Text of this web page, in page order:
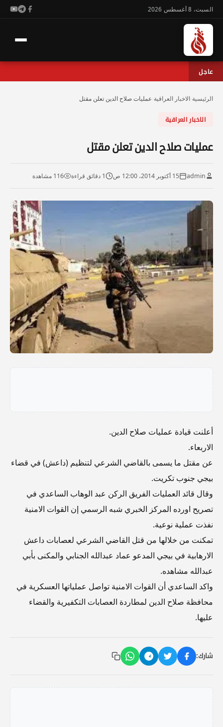
السبت، 8 أغسطس 2026
عاجل
الرئيسية الاخبار العراقية عمليات صلاح الدين تعلن مقتل
الاخبار العراقية
عمليات صلاح الدين تعلن مقتل
admin 15 أكتوبر 2014، 12:00 ص 1 دقائق قراءة 116 مشاهدة
أعلنت قيادة عمليات صلاح الدين.
الاربعاء.
عن مقتل ما يسمى بالقاضي الشرعي لتنظيم (داعش) في قضاء
بيجي جنوب تكريت.
وقال قائد العمليات الفريق الركن عبد الوهاب الساعدي في
تصريح اورده المركز الخبري شبه الرسمي إن القوات الامنية
نفذت عملية نوعية.
تمكنت من خلالها من قتل القاضي الشرعي لعصابات داعش
الارهابية في بيجي المدعو عماد عبدالله الجنابي والمكنى بأبي
عبدالله مشاهده.
واكد الساعدي أن القوات الامنية تواصل عملياتها العسكرية في
محافظة صلاح الدين لمطاردة العصابات التكفيرية والقضاء
عليها.
شارك: